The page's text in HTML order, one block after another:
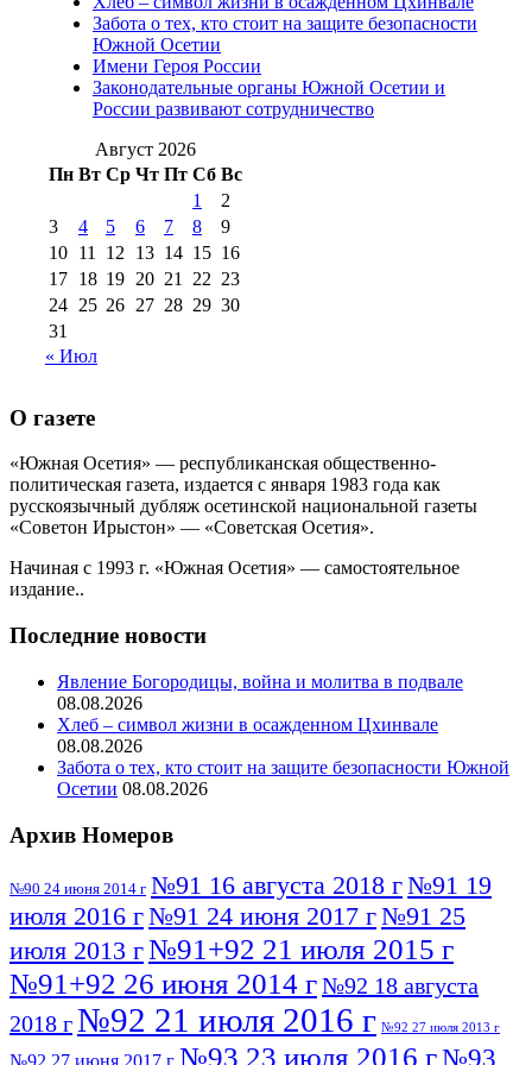
августа 2016 г(10)№98 5 июля 2014 г(10)
№98 8 августа 2013 г
августа 2012 г(14) №98+99 11 июля
2017 г(9)
№99 4 августа
2016 г(12) №99 8 июля 2014 г
августа 2012 г(11)
августа 2013 г
(12)
Забота о тех, кто стоит на защите безопасности
Южной Осетии
Имени Героя России
Законодательные органы Южной Осетии и
России развивают сотрудничество
Август 2026
Пн Вт Ср Чт Пт Сб Вс
1
2
3
4 5 6 7 8
9
10 11 12 13 14 15 16
17 18 19 20 21 22 23
24 25 26 27 28 29 30
31
« Июл
О газете
«Южная Осетия» — республиканская общественно-
политическая газета, издается с января 1983 года как
русскоязычный дубляж осетинской национальной газеты
«Советон Ирыстон» — «Советская Осетия».
Начиная с 1993 г. «Южная Осетия» — самостоятельное
издание..
Последние новости
Явление Богородицы, война и молитва в подвале
08.08.2026
Хлеб – символ жизни в осажденном Цхинвале
08.08.2026
Забота о тех, кто стоит на защите безопасности Южной
Осетии 08.08.2026
Архив Номеров
№90 24 июня 2014 г №91 16 августа 2018 г№91 19
июля 2016 г№91 24 июня 2017 г№91 25
июля 2013 г№91+92 21 июля 2015 г
№91+92 26 июня 2014 г№92 18 августа
2018 г№92 21 июля 2016 г №92 27 июля 2013 г
№93 23 июля 2016 г№93